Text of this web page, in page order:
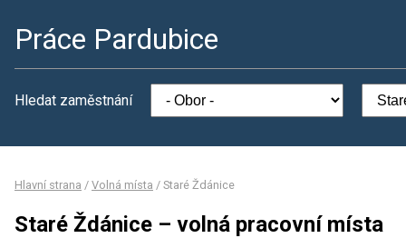
Práce Pardubice
Hledat zaměstnání
Hlavní strana / Volná místa / Staré Ždánice
Staré Ždánice – volná pracovní místa